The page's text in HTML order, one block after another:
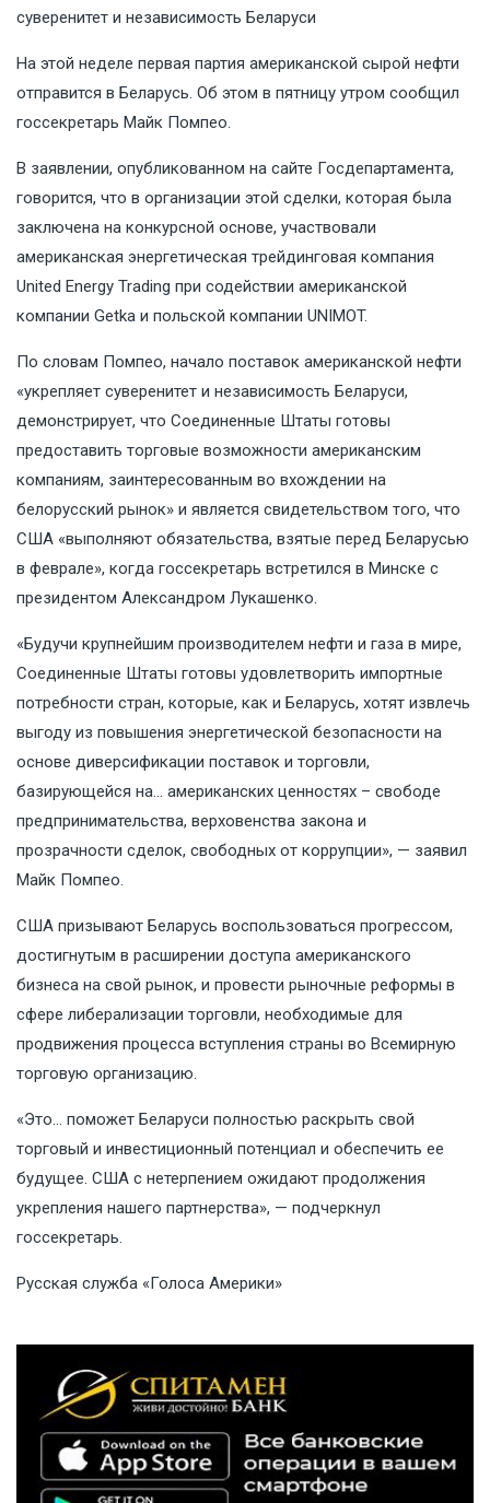
суверенитет и независимость Беларуси
На этой неделе первая партия американской сырой нефти
отправится в Беларусь. Об этом в пятницу утром сообщил
госсекретарь Майк Помпео.
В заявлении, опубликованном на сайте Госдепартамента,
говорится, что в организации этой сделки, которая была
заключена на конкурсной основе, участвовали
американская энергетическая трейдинговая компания
United Energy Trading при содействии американской
компании Getka и польской компании UNIMOT.
По словам Помпео, начало поставок американской нефти
«укрепляет суверенитет и независимость Беларуси,
демонстрирует, что Соединенные Штаты готовы
предоставить торговые возможности американским
компаниям, заинтересованным во вхождении на
белорусский рынок» и является свидетельством того, что
США «выполняют обязательства, взятые перед Беларусью
в феврале», когда госсекретарь встретился в Минске с
президентом Александром Лукашенко.
«Будучи крупнейшим производителем нефти и газа в мире,
Соединенные Штаты готовы удовлетворить импортные
потребности стран, которые, как и Беларусь, хотят извлечь
выгоду из повышения энергетической безопасности на
основе диверсификации поставок и торговли,
базирующейся на… американских ценностях – свободе
предпринимательства, верховенства закона и
прозрачности сделок, свободных от коррупции», — заявил
Майк Помпео.
США призывают Беларусь воспользоваться прогрессом,
достигнутым в расширении доступа американского
бизнеса на свой рынок, и провести рыночные реформы в
сфере либерализации торговли, необходимые для
продвижения процесса вступления страны во Всемирную
торговую организацию.
«Это… поможет Беларуси полностью раскрыть свой
торговый и инвестиционный потенциал и обеспечить ее
будущее. США с нетерпением ожидают продолжения
укрепления нашего партнерства», — подчеркнул
госсекретарь.
Русская служба «Голоса Америки»